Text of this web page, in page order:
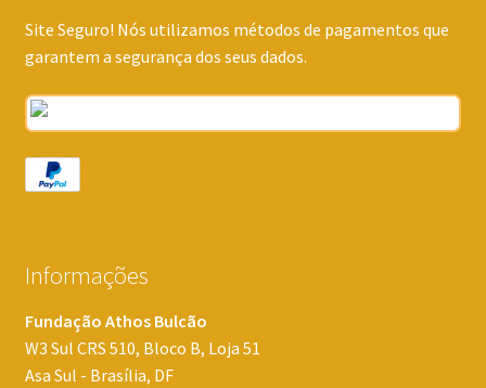
Site Seguro! Nós utilizamos métodos de pagamentos que
garantem a segurança dos seus dados.
Informações
Fundação Athos Bulcão
W3 Sul CRS 510, Bloco B, Loja 51
Asa Sul - Brasília, DF